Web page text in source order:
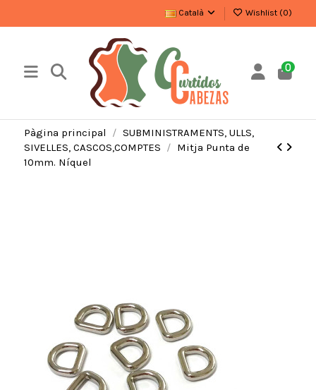
Català Wishlist (0)
0
Pàgina principal
SUBMINISTRAMENTS, ULLS,
SIVELLES, CASCOS,COMPTES
Mitja Punta de
10mm. Níquel